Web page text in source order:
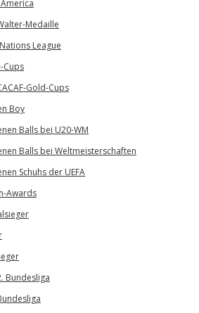
Medaille
League
Cups
Gold-Cups
Boy
Balls bei U20-WM
Balls bei Weltmeisterschaften
Schuhs der UEFA
Awards
Bundesliga